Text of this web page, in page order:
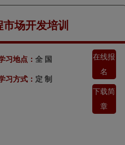
场开发培训
习地点： 全 国
习方式： 定 制
在线报
名
下载简
章